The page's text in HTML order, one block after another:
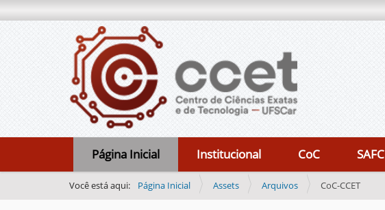
Página Inicial Institucional CoC SAFC
Você está aqui: Página Inicial Assets Arquivos CoC-CCET